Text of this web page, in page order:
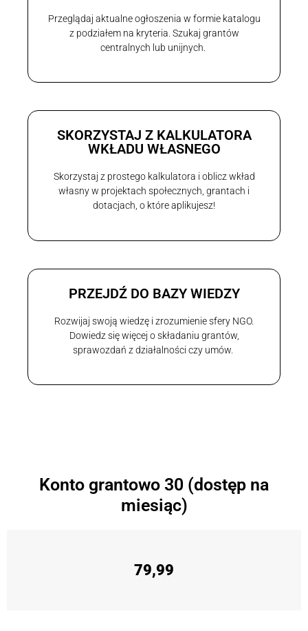
Przeglądaj aktualne ogłoszenia w formie katalogu
z podziałem na kryteria. Szukaj grantów
centralnych lub unijnych.
SKORZYSTAJ Z KALKULATORA
WKŁADU WŁASNEGO
Skorzystaj z prostego kalkulatora i oblicz wkład
własny w projektach społecznych, grantach i
dotacjach, o które aplikujesz!
PRZEJDŹ DO BAZY WIEDZY
Rozwijaj swoją wiedzę i zrozumienie sfery NGO.
Dowiedz się więcej o składaniu grantów,
sprawozdań z działalności czy umów.
Konto grantowo 30 (dostęp na
miesiąc)
79,99